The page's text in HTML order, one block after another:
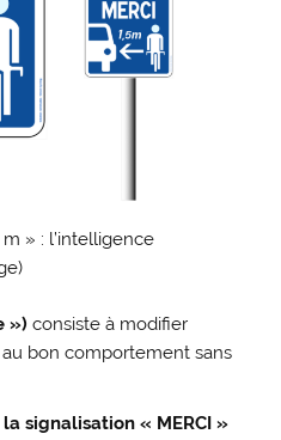
» : l’intelligence
») consiste à modifier
bon comportement sans
la signalisation « MERCI »